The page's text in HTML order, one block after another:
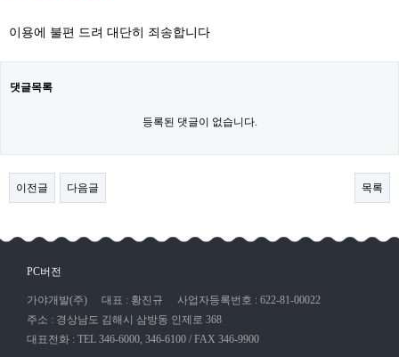
이용에 불편 드려 대단히 죄송합니다
댓글목록
등록된 댓글이 없습니다.
이전글 다음글 목록
PC버전
가야개발(주) 대표 : 황진규
사업자등록번호 : 622-81-00022
주소 : 경상남도 김해시 삼방동 인제로 368
대표전화 : TEL 346-6000, 346-6100 / FAX 346-9900